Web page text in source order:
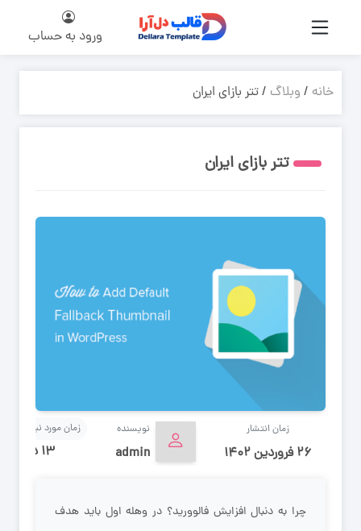
ورود به حساب
خانه / وبلاگ / تتر بازای ایران
تتر بازای ایران
زمان انتشار
۲۶ فروردین ۱۴۰۲
نویسنده
admin
زمان مورد نیاز برای
۱۳ دقیقه
چرا به دنبال افزایش فالوورید؟ در وهله اول باید هدف